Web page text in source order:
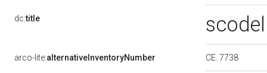
dc:title
arco-lite:alternativeInventoryNumber CE. 7738